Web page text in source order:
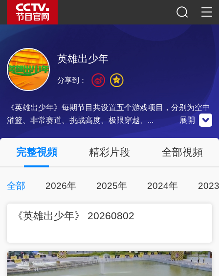
英雄出少年
《英雄出少年》每期节目共设置五个游戏项目，分别为空中
灌篮、非常赛道、挑战高度、极限穿越、...
央視影音
點擊下載
展開
分享到：
完整視頻 精彩片段 全部視頻
全部 2026年 2025年 2024年
《英雄出少年》 20260802